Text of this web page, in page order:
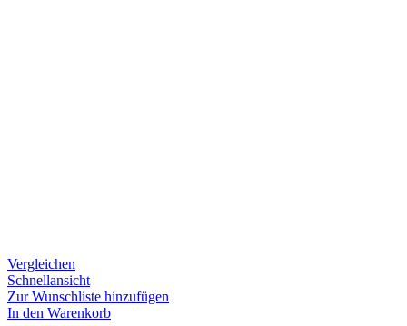
Vergleichen
Schnellansicht
Zur Wunschliste hinzufügen
In den Warenkorb